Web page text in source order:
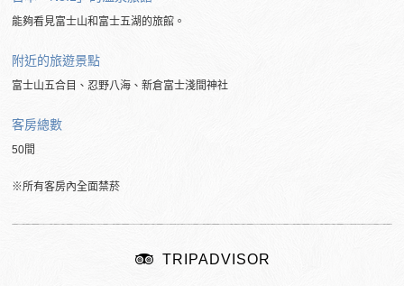
能夠看見富士山和富士五湖的旅館。
附近的旅遊景點
富士山五合目、忍野八海、新倉富士淺間神社
客房總數
50間
※所有客房內全面禁菸
TRIPADVISOR